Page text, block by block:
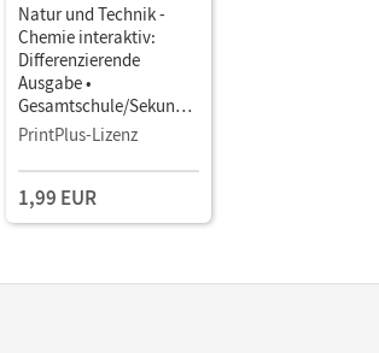
Natur und Technik -
Chemie interaktiv:
Differenzierende
Ausgabe •
Gesamtschule/Sekunda
rschule Nordrhein-
• Schulbuch als E-Book
PrintPlus-Lizenz
1,99 EUR